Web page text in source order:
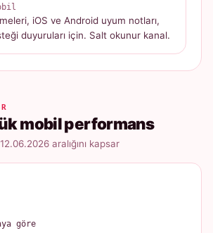
iOS ve Android uyum notları,
duyuruları için. Salt okunur kanal.
mobil performans
aralığını kapsar
göre